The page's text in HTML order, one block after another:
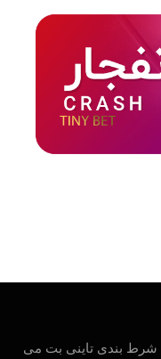
شرط بندی تاینی بت می